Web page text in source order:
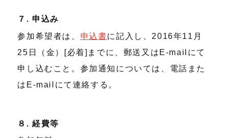
７. 申込み
参加希望者は、 申込書に記入し、2016年11月
25日（金）[必着]までに、郵送又はE-mailにて
申し込むこと。参加通知については、電話また
はE-mailにて連絡する。
８. 経費等